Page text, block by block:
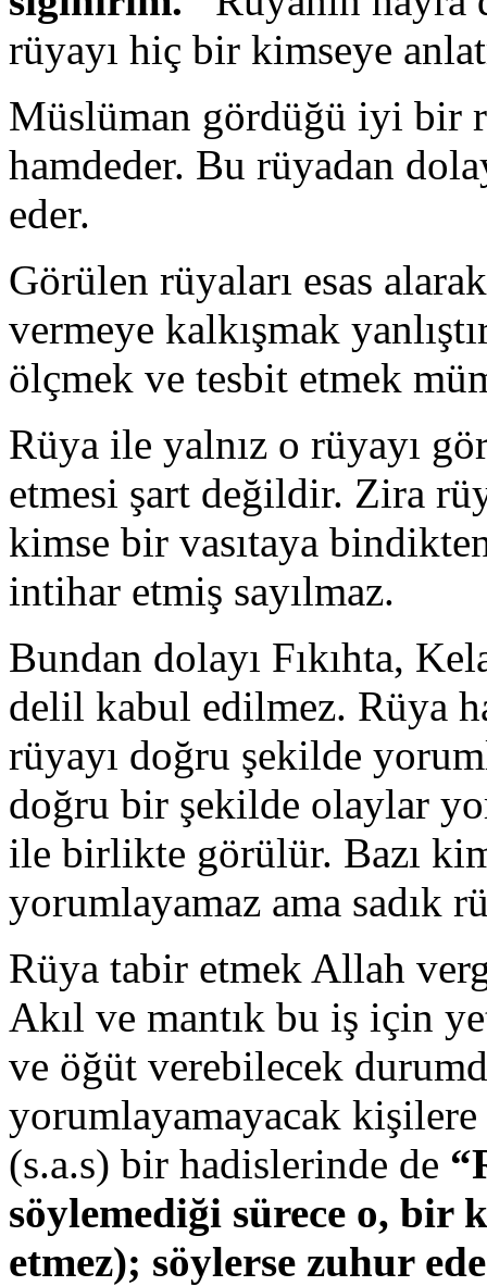
rüyayı hiç bir kimseye
Müslüman gördüğü iyi bir
hamdeder. Bu rüyadan
eder.
Görülen rüyaları esas
vermeye kalkışmak
ölçmek ve tesbit etmek
Rüya ile yalnız o rüyayı
etmesi şart değildir. Zira
kimse bir vasıtaya
intihar etmiş sayılmaz.
Bundan dolayı Fıkıhta,
delil kabul edilmez. Rüya
rüyayı doğru şekilde
doğru bir şekilde olaylar
ile birlikte görülür. Bazı
yorumlayamaz ama sadık
Rüya tabir etmek Allah
Akıl ve mantık bu iş için
ve öğüt verebilecek
yorumlayamayacak
(s.a.s) bir hadislerinde de
söylemediği sürece o, bir
etmez); söylerse zuhur